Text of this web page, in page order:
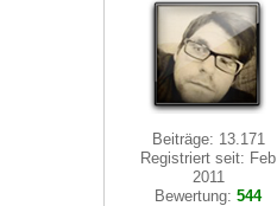
Beiträge: 13.171
Registriert seit: Feb
2011
Bewertung:544